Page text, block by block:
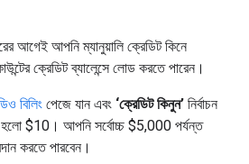
আগেই আপনি ম্যানুয়ালি ক্রেডিট কিনে
ক্রেডিট ব্যালেন্সে লোড করতে পারেন।
বিলিং পেজে যান এবং ‘ক্রেডিট কিনুন’ নির্বাচন
হলো $10। আপনি সর্বোচ্চ $5,000 পর্যন্ত
করতে পারবেন।